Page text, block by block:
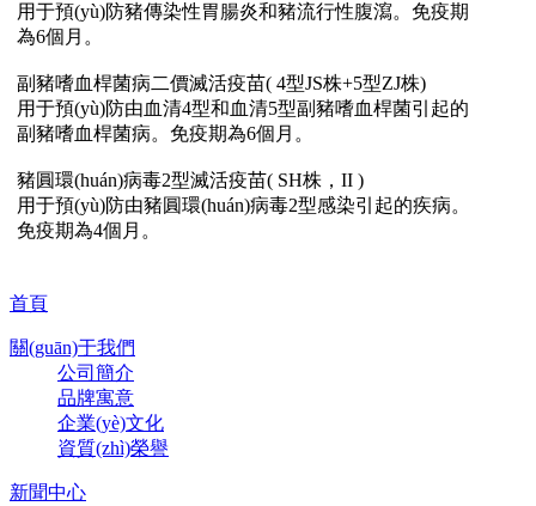
用于預(yù)防豬傳染性胃腸炎和豬流行性腹瀉。免疫期
為6個月。
副豬嗜血桿菌病二價滅活疫苗( 4型JS株+5型ZJ株)
用于預(yù)防由血清4型和血清5型副豬嗜血桿菌引起的
副豬嗜血桿菌病。免疫期為6個月。
豬圓環(huán)病毒2型滅活疫苗( SH株，II )
用于預(yù)防由豬圓環(huán)病毒2型感染引起的疾病。
免疫期為4個月。
首頁
關(guān)于我們
公司簡介
品牌寓意
企業(yè)文化
資質(zhì)榮譽
新聞中心